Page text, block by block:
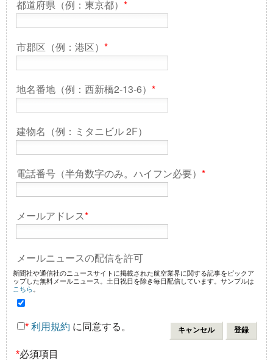
都道府県（例：東京都） *
市郡区（例：港区） *
地名番地（例：西新橋2-13-6） *
建物名（例：ミタニビル 2F）
電話番号（半角数字のみ。ハイフン必要） *
メールアドレス*
メールニュースの配信を許可
新聞社や通信社のニュースサイトに掲載された航空業界に関する記事をピックア
ップした無料メールニュース。土日祝日を除き毎日配信しています。サンプルは
こちら
* 利用規約 に同意する。
*必須項目